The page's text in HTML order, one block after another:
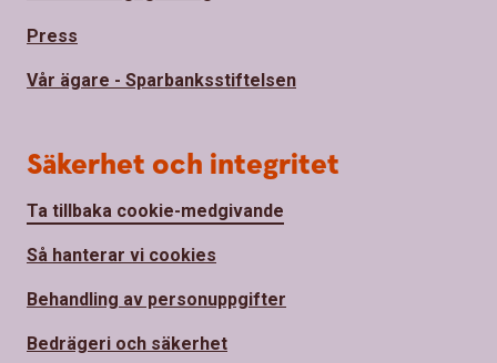
Press
Vår ägare - Sparbanksstiftelsen
Säkerhet och integritet
Ta tillbaka cookie-medgivande
Så hanterar vi cookies
Behandling av personuppgifter
Bedrägeri och säkerhet